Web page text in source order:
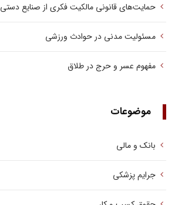
حمایت‌های قانونی مالکیت فکری از صنایع دستی
مسئولیت مدنی در حوادث ورزشی
مفهوم عسر و حرج در طلاق
موضوعات
بانک و مالی
جرایم پزشکی